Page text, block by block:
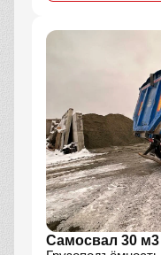
Самосвал 30 м3